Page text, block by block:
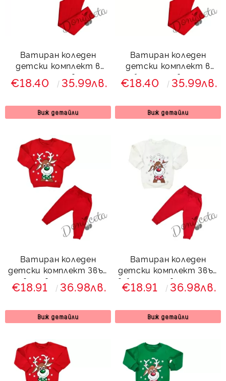
Ватиран коледен
детски комплект в
зелено и червено с
еленче и клин с ръб
€18.40 35.99лв.
Виж детайли
Ватиран коледен
детски комплект в
бяло и червено с
еленче и клин с ръб
€18.40 35.99лв.
Виж детайли
Ватиран коледен
детски комплект Звън
в червено с елен
7923441
€18.91 36.98лв.
Виж детайли
Ватиран коледен
детски комплект Звън
в бяло и червено с елен
734231
€18.91 36.98лв.
Виж детайли